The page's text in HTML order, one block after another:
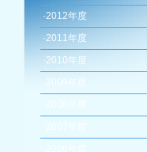
·2012年度
·2011年度
·2010年度
2009年度